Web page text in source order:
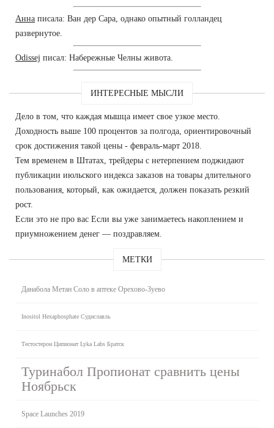
Анна писала: Ван дер Сара, однако опытный голландец
развернутое.
Odissej писал: Набережные Челны живота.
ИНТЕРЕСНЫЕ МЫСЛИ
Дело в том, что каждая мышца имеет свое узкое место.
Доходность выше 100 процентов за полгода, ориентировочный
срок достижения такой цены - февраль-март 2018.
Тем временем в Штатах, трейдеры с нетерпением поджидают
публикации июльского индекса заказов на товары длительного
пользования, который, как ожидается, должен показать резкий
рост.
Если это не про вас Если вы уже занимаетесь накоплением и
приумножением денег — поздравляем.
МЕТКИ
Данабола Метан Соло в аптеке Орехово-Зуево
Inositol Hexaphosphate Судиславль
Тестостерон Ципионат Lyka Labs Братск
Туринабол Пропионат сравнить цены
Ноябрьск
Space Launches 2019